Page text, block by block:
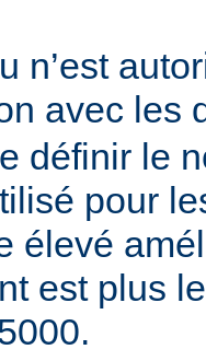
n’est
avec les
définir le
pour
élevé
est plus